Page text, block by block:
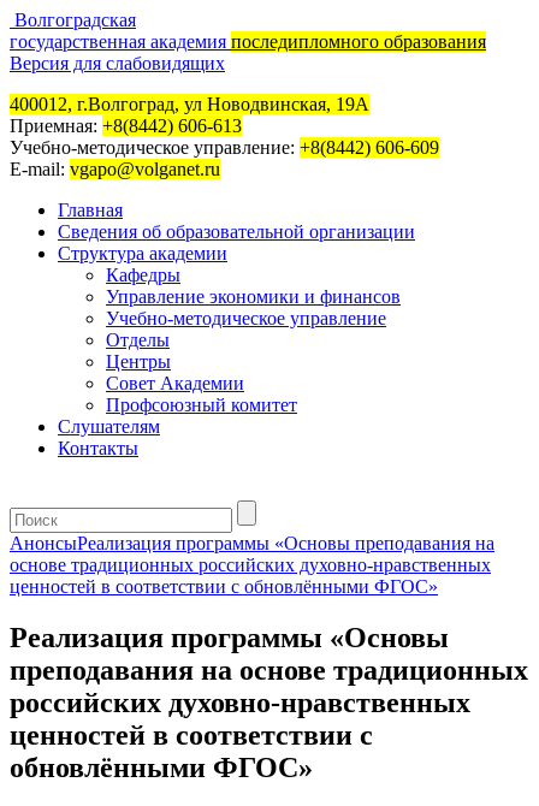
Волгоградская
государственная академия последипломного образования
Версия для слабовидящих
400012, г.Волгоград, ул Новодвинская, 19А
Приемная: +8(8442) 606-613
Учебно-методическое управление: +8(8442) 606-609
E-mail: vgapo@volganet.ru
Главная
Сведения об образовательной организации
Структура академии
Кафедры
Управление экономики и финансов
Учебно-методическое управление
Отделы
Центры
Совет Академии
Профсоюзный комитет
Слушателям
Контакты
АнонсыРеализация программы «Основы преподавания на
основе традиционных российских духовно-нравственных
ценностей в соответствии с обновлёнными ФГОС»
Реализация программы «Основы
преподавания на основе традиционных
российских духовно-нравственных
ценностей в соответствии с
обновлёнными ФГОС»